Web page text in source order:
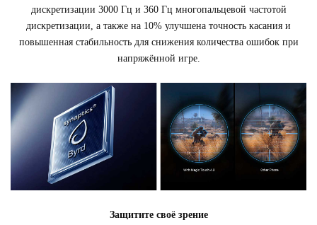
дискретизации 3000 Гц и 360 Гц многопальцевой частотой
дискретизации, а также на 10% улучшена точность касания и
повышенная стабильность для снижения количества ошибок при
напряжённой игре.
Защитите своё зрение